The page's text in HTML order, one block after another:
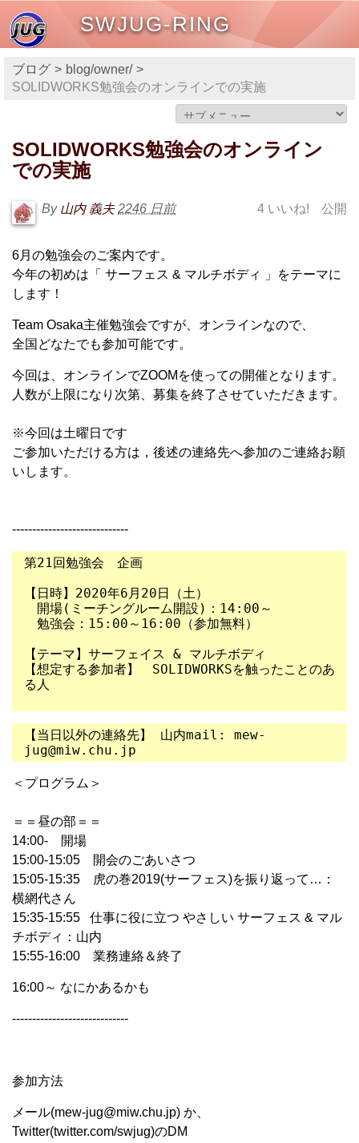
SWJUG-RING
ブログ
blog/owner/
SOLIDWORKS勉強会のオンラインでの実施
SOLIDWORKS勉強会のオンライン
での実施
公開
4 いいね!
By 山内 義夫 2246 日前
6月の勉強会のご案内です。
今年の初めは「 サーフェス & マルチボディ 」をテーマに
します！
Team Osaka主催勉強会ですが、オンラインなので、
全国どなたでも参加可能です。
今回は、オンラインでZOOMを使っての開催となります。
人数が上限になり次第、募集を終了させていただきます。
※今回は土曜日です
ご参加いただける方は，後述の連絡先へ参加のご連絡お願
いします。
-----------------------------
第21回勉強会　企画
【日時】2020年6月20日（土）
開場(ミーチングルーム開設)：14:00～
勉強会：15:00～16:00（参加無料）
【テーマ】サーフェイス & マルチボディ
【想定する参加者】　SOLIDWORKSを触ったことのあ
る人
【当日以外の連絡先】 山内mail: mew-
jug@miw.chu.jp
＜プログラム＞
＝＝昼の部＝＝
14:00- 開場
15:00-15:05 開会のごあいさつ
15:05-15:35 虎の巻2019(サーフェス)を振り返って…：
横網代さん
15:35-15:55 仕事に役に立つ やさしい サーフェス & マル
チボディ：山内
15:55-16:00 業務連絡＆終了
16:00～ なにかあるかも
-----------------------------
参加方法
メール(mew-jug@miw.chu.jp) か、
Twitter(twitter.com/swjug)のDM